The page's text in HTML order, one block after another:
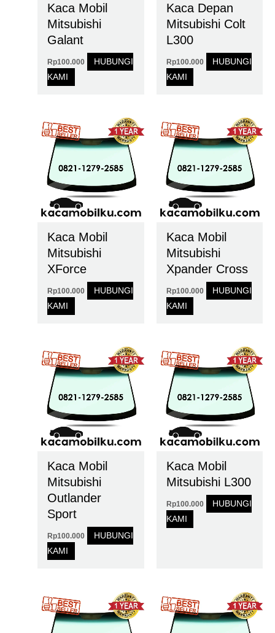
Kaca Mobil
Mitsubishi
Galant
Rp100.000
HUBUNGI
KAMI
Kaca Depan
Mitsubishi Colt
L300
Rp100.000
HUBUNGI
KAMI
Kaca Mobil
Mitsubishi
XForce
Rp100.000
HUBUNGI
KAMI
Kaca Mobil
Mitsubishi
Xpander Cross
Rp100.000
HUBUNGI
KAMI
Kaca Mobil
Mitsubishi
Outlander
Sport
Rp100.000
HUBUNGI
KAMI
Kaca Mobil
Mitsubishi L300
Rp100.000
HUBUNGI
KAMI